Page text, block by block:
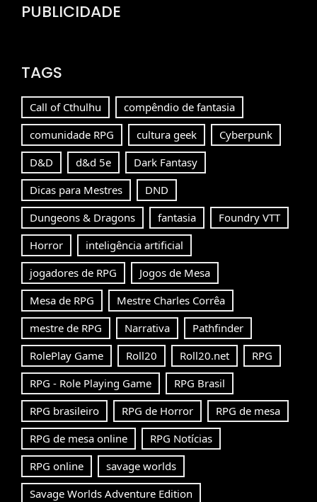
PUBLICIDADE
TAGS
Call of Cthulhu
compêndio de fantasia
comunidade RPG
cultura geek
Cyberpunk
D&D
d&d 5e
Dark Fantasy
Dicas para Mestres
DND
Dungeons & Dragons
fantasia
Foundry VTT
Horror
inteligência artificial
jogadores de RPG
Jogos de Mesa
Mesa de RPG
Mestre Charles Corrêa
mestre de RPG
Narrativa
Pathfinder
RolePlay Game
Roll20 Roll20.net
RPG
RPG - Role Playing Game
RPG Brasil
RPG brasileiro
RPG de Horror
RPG de mesa
RPG de mesa online
RPG Notícias
RPG online
savage worlds
Savage Worlds Adventure Edition